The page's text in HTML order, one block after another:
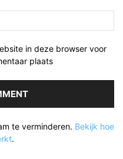
in deze browser voor
plaats
te verminderen. Bekijk hoe
.